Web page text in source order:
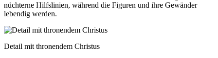
nüchterne Hilfslinien, während die Figuren und ihre Gewänder
lebendig werden.
Detail mit thronendem Christus